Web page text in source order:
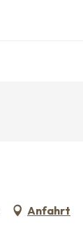
Anfahrt